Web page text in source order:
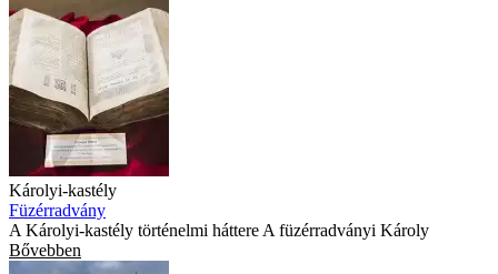
Károlyi-kastély
Füzérradvány
A Károlyi-kastély történelmi háttere A füzérradványi Károly
Bővebben